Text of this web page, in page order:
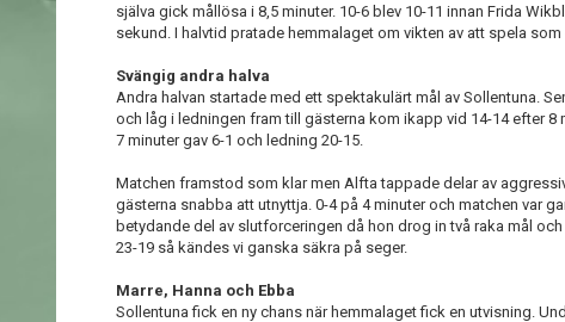
själva gick mållösa i 8,5 minuter. 10-6 blev 10-11 innan Frida
sekund. I halvtid pratade hemmalaget om vikten av att spela som
Svängig andra halva
Andra halvan startade med ett spektakulärt mål av Sollentuna.
och låg i ledningen fram till gästerna kom ikapp vid 14-14 efter 8
7 minuter gav 6-1 och ledning 20-15.
Matchen framstod som klar men Alfta tappade delar av
gästerna snabba att utnyttja. 0-4 på 4 minuter och matchen var
betydande del av slutforceringen då hon drog in två raka mål
23-19 så kändes vi ganska säkra på seger.
Marre, Hanna och Ebba
Sollentuna fick en ny chans när hemmalaget fick en utvisning.